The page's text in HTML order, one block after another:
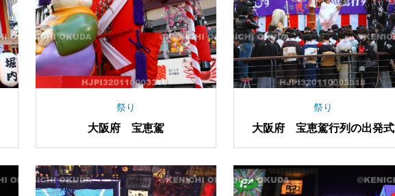
祭り
大阪府 宝恵駕
祭り
大阪府 宝恵駕行列の出発式